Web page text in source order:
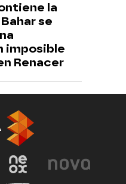
la
se
imposible
Renacer